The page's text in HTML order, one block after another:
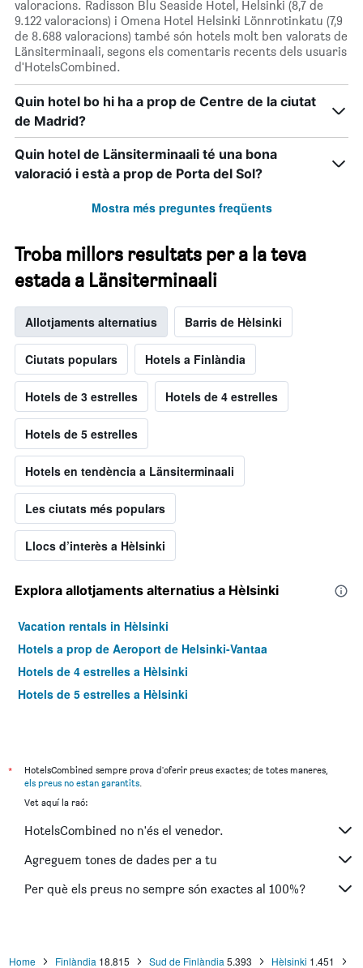
valoracions. Radisson Blu Seaside Hotel, Helsinki (8,7 de
9.122 valoracions) i Omena Hotel Helsinki Lönnrotinkatu (7,9
de 8.688 valoracions) també són hotels molt ben valorats de
Länsiterminaali, segons els comentaris recents dels usuaris
d'HotelsCombined.
Quin hotel bo hi ha a prop de Centre de la ciutat
de Madrid?
Quin hotel de Länsiterminaali té una bona
valoració i està a prop de Porta del Sol?
Mostra més preguntes freqüents
Troba millors resultats per a la teva
estada a Länsiterminaali
Allotjaments alternatius Barris de Hèlsinki
Ciutats populars Hotels a Finlàndia
Hotels de 3 estrelles Hotels de 4 estrelles
Hotels de 5 estrelles
Hotels en tendència a Länsiterminaali
Les ciutats més populars
Llocs d’interès a Hèlsinki
Explora allotjaments alternatius a Hèlsinki
Vacation rentals in Hèlsinki
Hotels a prop de Aeroport de Helsinki-Vantaa
Hotels de 4 estrelles a Hèlsinki
Hotels de 5 estrelles a Hèlsinki
*
HotelsCombined sempre prova d'oferir preus exactes; de totes maneres,
els preus no estan garantits.
Vet aquí la raó:
HotelsCombined no n'és el venedor.
Agreguem tones de dades per a tu
Per què els preus no sempre són exactes al 100%?
Home Finlàndia 18.815 Sud de Finlàndia 5.393 Hèlsinki 1.451